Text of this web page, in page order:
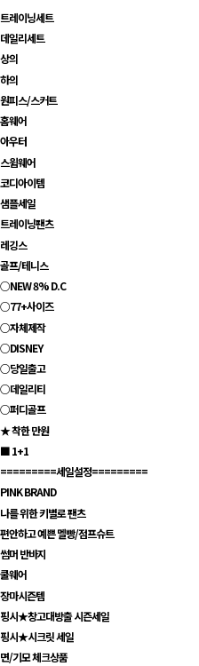
트레이닝세트
데일리세트
상의
하의
원피스/스커트
홈웨어
아우터
스윔웨어
코디아이템
샘플세일
트레이닝팬츠
레깅스
골프/테니스
○NEW 8% D.C
○77+사이즈
○자체제작
○DISNEY
○당일출고
○데일리티
○퍼디골프
★ 착한 만원
■ 1+1
=========세일설정=========
PINK BRAND
나를 위한 키별로 팬츠
편안하고 예쁜 멜빵/점프슈트
썸머 반바지
쿨웨어
장마시즌템
핑시★창고대방출 시즌세일
핑시★시크릿 세일
면/기모 체크상품